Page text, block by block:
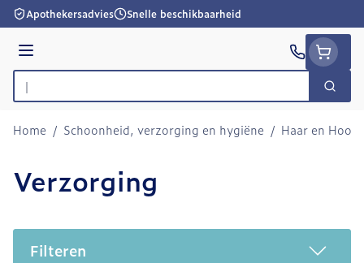
Ga naar de inhoud
Apothekersadvies Snelle beschikbaarheid
Menu
Product, merk, categorie...
Zoek
Home / Schoonheid, verzorging en hygiëne / Haar en Hoofd
Verzorging
Filteren